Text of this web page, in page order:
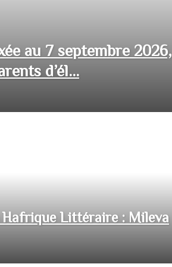
au 7 septembre 2026,
d’él...
Littéraire : Mileva